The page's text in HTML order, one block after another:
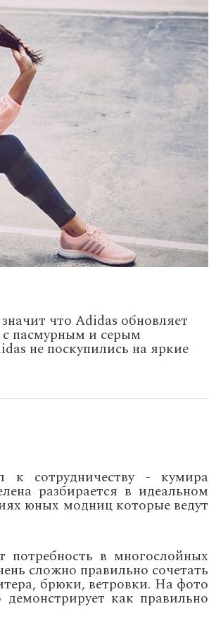
что Adidas обновляет
пасмурным и серым
не поскупились на яркие
к сотрудничеству - кумира
разбирается в идеальном
юных модниц которые ведут
потребность в многослойных
сложно правильно сочетать
брюки, ветровки. На фото
как правильно